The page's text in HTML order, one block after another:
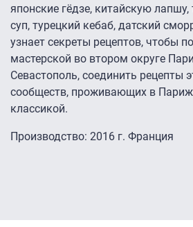
японские гёдзе, китайскую
суп, турецкий кебаб, датский
узнает секреты рецептов, чтобы
мастерской во втором округе
Севастополь, соединить рецепты
сообществ, проживающих в
классикой.
Производство: 2016 г. Франция